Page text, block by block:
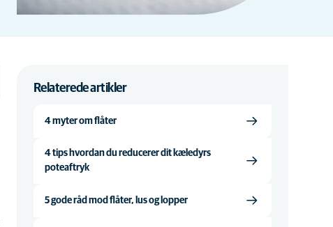
Relaterede artikler
4 myter om flåter
4 tips hvordan du reducerer dit kæledyrs
poteaftryk
5 gode råd mod flåter, lus og lopper